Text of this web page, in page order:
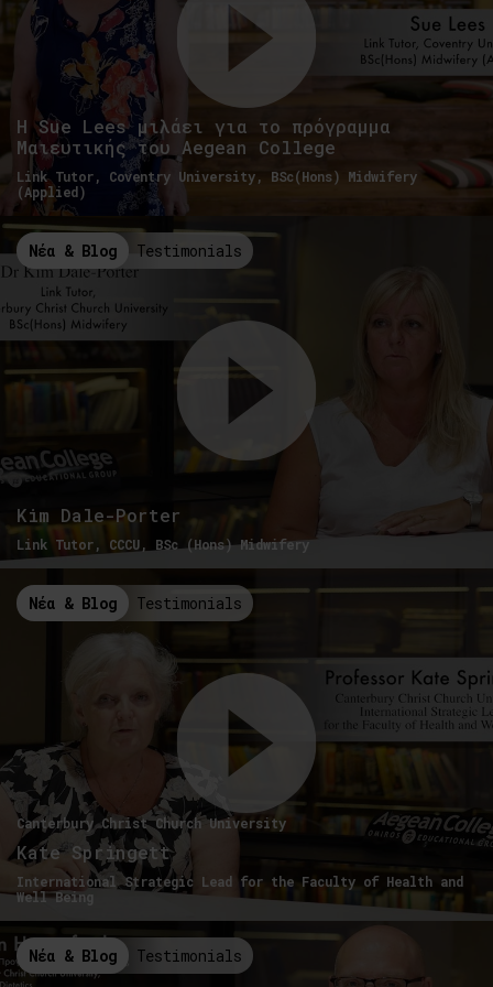
Η Sue Lees μιλάει για το πρόγραμμα
Μαιευτικής του Aegean College
Link Tutor, Coventry University, BSc(Hons) Midwifery
(Applied)
Νέα & Blog Testimonials
Kim Dale-Porter
Link Tutor, CCCU, BSc (Hons) Midwifery
Νέα & Blog Testimonials
Canterbury Christ Church University
Kate Springett
International Strategic Lead for the Faculty of Health and
Well Being
Νέα & Blog Testimonials